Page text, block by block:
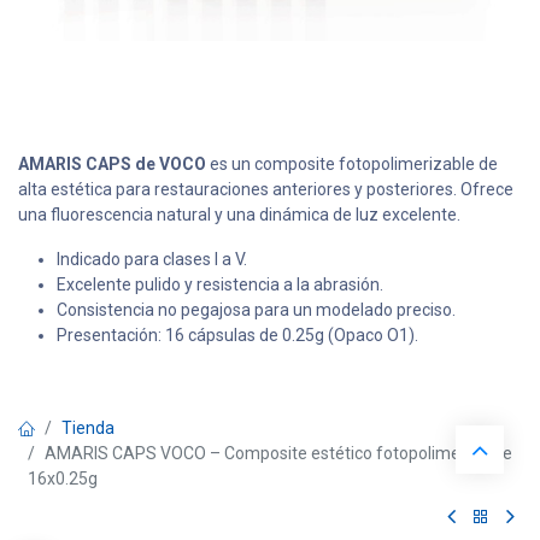
AMARIS CAPS de VOCO es un composite fotopolimerizable de
alta estética para restauraciones anteriores y posteriores. Ofrece
una fluorescencia natural y una dinámica de luz excelente.
Indicado para clases I a V.
Excelente pulido y resistencia a la abrasión.
Consistencia no pegajosa para un modelado preciso.
Presentación: 16 cápsulas de 0.25g (Opaco O1).
Tienda
AMARIS CAPS VOCO – Composite estético fotopolimerizable
16x0.25g